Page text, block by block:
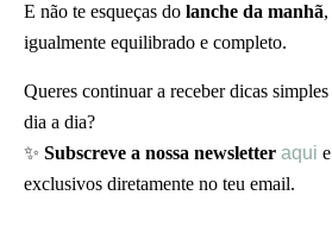
E não te esqueças do lanche da manhã
igualmente equilibrado e completo.
Queres continuar a receber dicas
dia a dia?
✨ Subscreve a nossa newsletter aqui
exclusivos diretamente no teu email.